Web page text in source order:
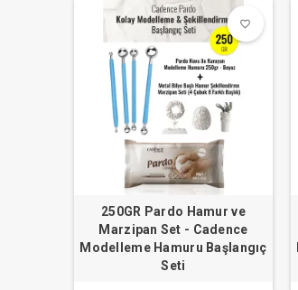
favorite_border
favorite_border
250GR Pardo Hamur ve
Marzipan Set - Cadence
Modelleme Hamuru Başlangıç
Seti